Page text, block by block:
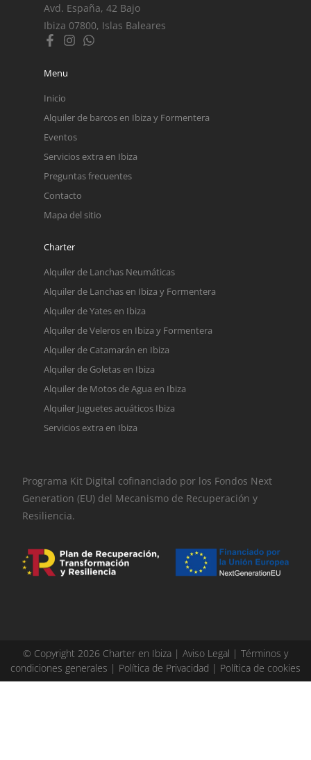
Avd. España, 42 Bajo
Ibiza 07800, Islas Baleares
Menu
Inicio
Alquiler de barcos en Ibiza y Formentera
Eventos
Servicios extra en Ibiza
Preguntas frecuentes
Contacto
Mapa del sitio
Charter
Alquiler de Lanchas Neumáticas
Alquiler de Lanchas en Ibiza y Formentera
Alquiler de Yates en Ibiza
Alquiler de Veleros en Ibiza y Formentera
Alquiler de Catamarán en Ibiza
Alquiler de Goletas en Ibiza
Alquiler de Motos de Agua en Ibiza
Alquiler Juguetes acuáticos Ibiza
Servicios extra en Ibiza
Programa Kit Digital cofinanciado por los Fondos Next
Generation (EU) del Mecanismo de Recuperación y
Resiliencia.
© Copyright 2026 Charter en Ibiza | Aviso Legal | Términos y
condiciones generales | Política de Privacidad | Política de cookies